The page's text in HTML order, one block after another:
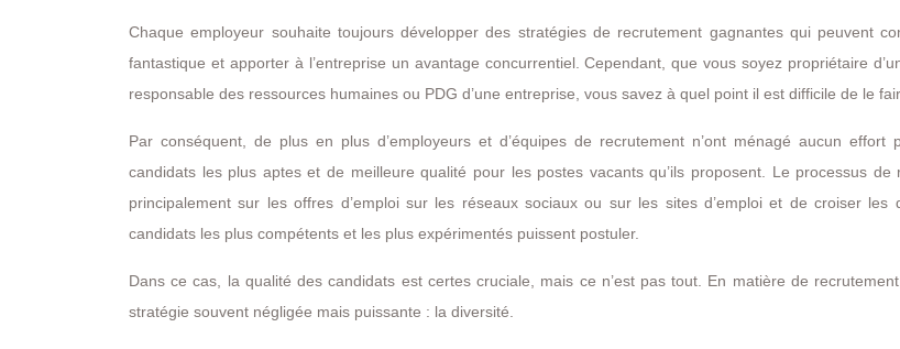
Chaque employeur souhaite toujours développer des stratégies de recrutement gagnantes qui peuvent
fantastique et apporter à l’entreprise un avantage concurrentiel. Cependant, que vous soyez propriétaire
responsable des ressources humaines ou PDG d’une entreprise, vous savez à quel point il est difficile de le
Par conséquent, de plus en plus d’employeurs et d’équipes de recrutement n’ont ménagé aucun effort
candidats les plus aptes et de meilleure qualité pour les postes vacants qu’ils proposent. Le processus de
principalement sur les offres d’emploi sur les réseaux sociaux ou sur les sites d’emploi et de croiser les
candidats les plus compétents et les plus expérimentés puissent postuler.
Dans ce cas, la qualité des candidats est certes cruciale, mais ce n’est pas tout. En matière de
stratégie souvent négligée mais puissante : la diversité.